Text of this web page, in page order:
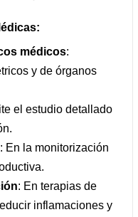
médicos:
y de órganos
el estudio detallado
: En la monitorización
: En terapias de
inflamaciones y